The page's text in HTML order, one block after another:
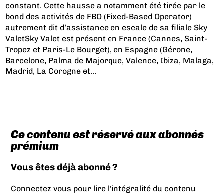
constant. Cette hausse a notamment été tirée par le
bond des activités de FBO (Fixed-Based Operator)
autrement dit d’assistance en escale de sa filiale Sky
ValetSky Valet est présent en France (Cannes, Saint-
Tropez et Paris-Le Bourget), en Espagne (Gérone,
Barcelone, Palma de Majorque, Valence, Ibiza, Malaga,
Madrid, La Corogne et...
Ce contenu est réservé aux abonnés
prémium
Vous êtes déjà abonné ?
Connectez vous pour lire l'intégralité du contenu